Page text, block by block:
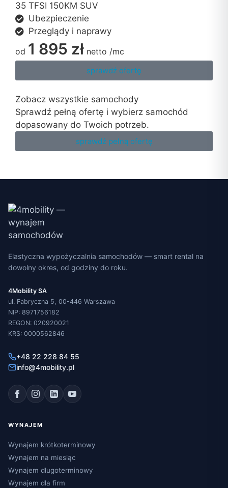
35 TFSI 150KM SUV
Ubezpieczenie
Przeglądy i naprawy
od 1 895 zł netto /mc
sprawdź ofertę
Zobacz wszystkie samochody
Sprawdź pełną ofertę i wybierz samochód
dopasowany do Twoich potrzeb.
sprawdź pełną ofertę
Elastyczna wypożyczalnia samochodów — smart rental na
dowolny okres, od godziny do roku.
4Mobility SA
ul. Fabryczna 5, 00-446 Warszawa
NIP: 8971756182
REGON: 020920021
KRS: 0000562846
+48 22 228 84 55
info@4mobility.pl
WYNAJEM
Wynajem krótkoterminowy
Wynajem na miesiąc
Wynajem długoterminowy
Wynajem dla firm